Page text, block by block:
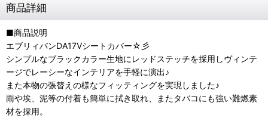
商品詳細
■商品説明
エブリィバンDA17Vシートカバー☆彡
シンプルなブラックカラー生地にレッドステッチを採用しヴィンテ
ージでレーシーなインテリアを手軽に演出♪
また本物の張替えの様なフィッティングを実現しました♪
雨や埃、泥等の付着も簡単に拭き取れ、またタバコにも強い難燃素
材を採用。